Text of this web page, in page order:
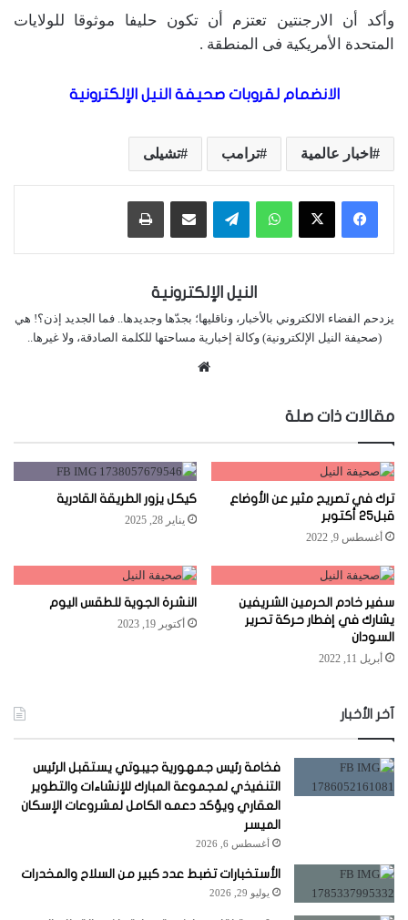
وأكد أن الارجنتين تعتزم أن تكون حليفا موثوقا للولايات
المتحدة الأمريكية فى المنطقة .
الانضمام لقروبات صحيفة النيل الإلكترونية
اخبار عالمية ترامب تشيلى
واتساب تيلقرام مشاركة عبر البريد طباعة
النيل الإلكترونية
يزدحم الفضاء الالكتروني بالأخبار، وناقليها؛ بجدّها وجديدها.. فما الجديد إذن؟! هي
(صحيفة النيل الإلكترونية) وكالة إخبارية مساحتها للكلمة الصادقة، ولا غيرها..
مقالات ذات صلة
ترك في تصريح مثير عن الأوضاع
قبل٢٥ أكتوبر
أغسطس 9, 2022
كيكل يزور الطريقة القادرية
يناير 28, 2025
سفير خادم الحرمين الشريفين
يشارك في إفطار حركة تحرير
السودان
أبريل 11, 2022
النشرة الجوية للطقس اليوم
أكتوبر 19, 2023
آخر الأخبار
فخامة رئيس جمهورية جيبوتي يستقبل الرئيس
التنفيذي لمجموعة المبارك للإنشاءات والتطوير
العقاري ويؤكد دعمه الكامل لمشروعات الإسكان
الميسر
أغسطس 6, 2026
الأستخبارات تضبط عدد كبير من السلاح والمخدرات
يوليو 29, 2026